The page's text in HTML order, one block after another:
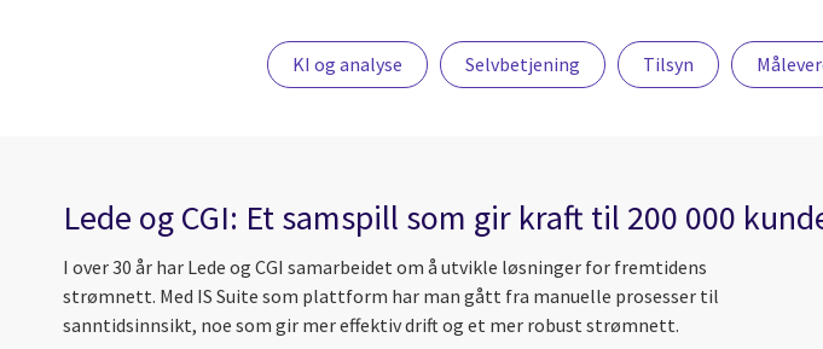
KI og analyse Selvbetjening Tilsyn
Lede og CGI: Et samspill som gir kraft til 200 000
I over 30 år har Lede og CGI samarbeidet om å utvikle løsninger for fremtidens
strømnett. Med IS Suite som plattform har man gått fra manuelle prosesser til
sanntidsinnsikt, noe som gir mer effektiv drift og et mer robust strømnett.